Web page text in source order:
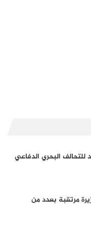
البحري الدفاعي
مرتقبة بعدد من